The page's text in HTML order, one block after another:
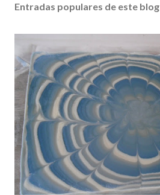
Entradas populares de este blog